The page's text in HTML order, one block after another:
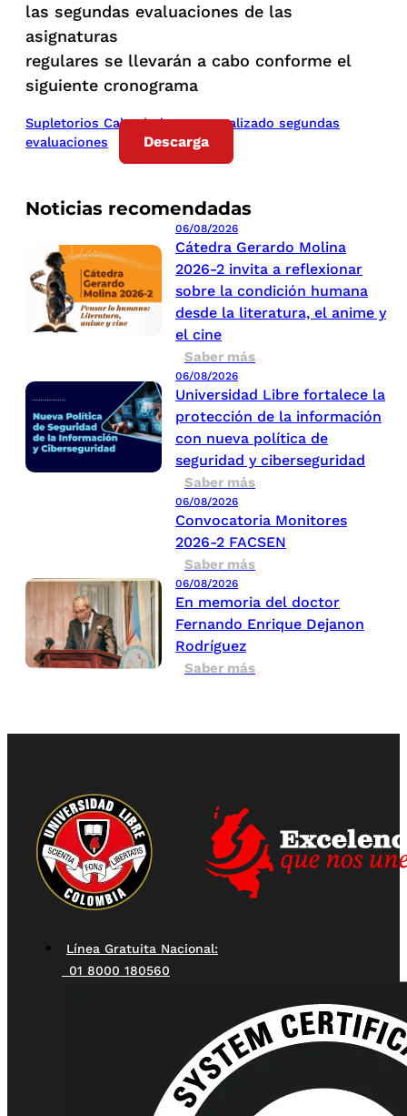
Noticias recomendadas
06/08/2026
Cátedra Gerardo Molina
2026-2 invita a reflexionar
sobre la condición humana
desde la literatura, el anime y
el cine
Saber más
06/08/2026
Universidad Libre fortalece la
protección de la información
con nueva política de
seguridad y ciberseguridad
Saber más
06/08/2026
Convocatoria Monitores
2026-2 FACSEN
Saber más
06/08/2026
En memoria del doctor
Fernando Enrique Dejanon
Rodríguez
Saber más
las segundas evaluaciones de las
asignaturas
regulares se llevarán a cabo conforme el
siguiente cronograma
Supletorios Calendario semestralizado segundas
evaluaciones
Descarga
Línea Gratuita Nacional:
01 8000 180560